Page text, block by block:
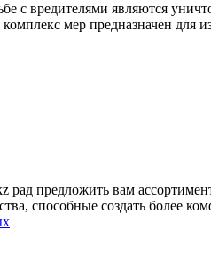
с вредителями являются
мер предназначен для
рад предложить вам
способные создать более